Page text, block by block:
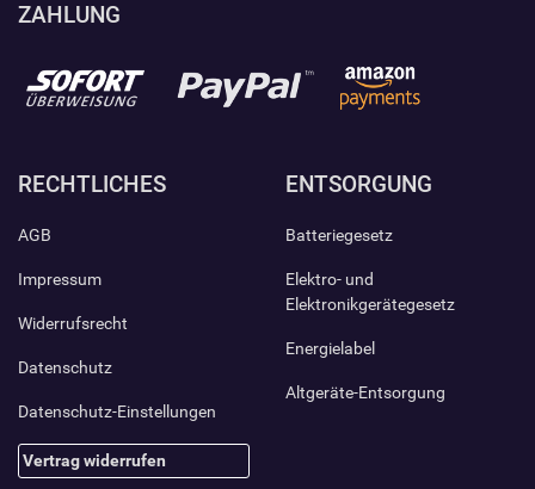
ZAHLUNG
RECHTLICHES
AGB
Impressum
Widerrufsrecht
Datenschutz
Datenschutz-Einstellungen
Vertrag widerrufen
ENTSORGUNG
Batteriegesetz
Elektro- und
Elektronikgerätegesetz
Energielabel
Altgeräte-Entsorgung